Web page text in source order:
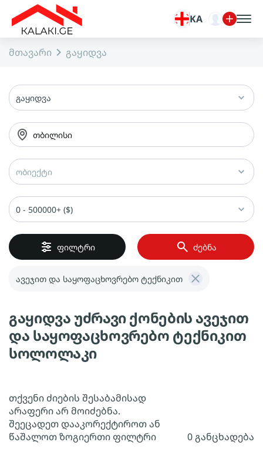
KA
მთავარი გაყიდვა
გაყიდვა
თბილისი
ობიექტი
0 - 500000+ ($)
ფილტრი ძებნა
ავეჯით და საყოფაცხოვრებო ტექნიკით
გაყიდვა უძრავი ქონების ავეჯით
და საყოფაცხოვრებო ტექნიკით
სოლოლაკი
თქვენი ძიების შესაბამისად
არაფერი არ მოიძებნა.
შეეცადეთ დააკორექტიროთ ან
წაშალოთ ზოგიერთი ფილტრი
0 განცხადება